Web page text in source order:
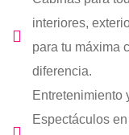
interiores,
para tu máxima
diferencia.
Entretenimiento
Espectáculos